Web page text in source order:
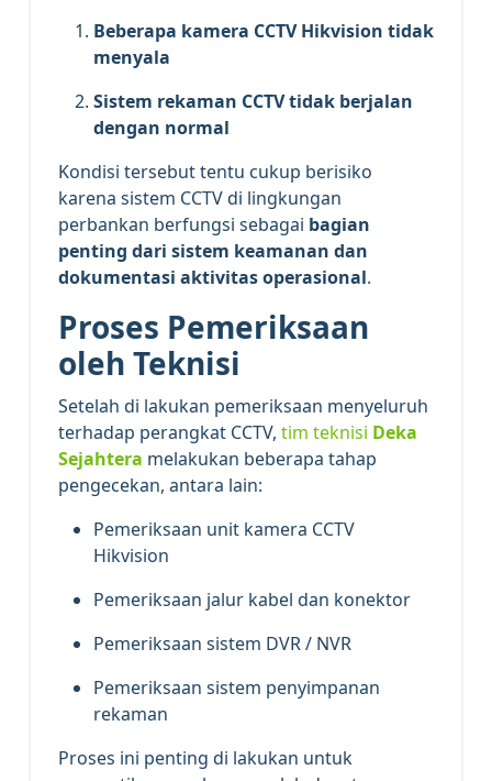
Beberapa kamera CCTV Hikvision tidak
menyala
Sistem rekaman CCTV tidak berjalan
dengan normal
Kondisi tersebut tentu cukup berisiko
karena sistem CCTV di lingkungan
perbankan berfungsi sebagai bagian
penting dari sistem keamanan dan
dokumentasi aktivitas operasional.
Proses Pemeriksaan
oleh Teknisi
Setelah di lakukan pemeriksaan menyeluruh
terhadap perangkat CCTV, tim teknisi Deka
Sejahtera melakukan beberapa tahap
pengecekan, antara lain:
Pemeriksaan unit kamera CCTV
Hikvision
Pemeriksaan jalur kabel dan konektor
Pemeriksaan sistem DVR / NVR
Pemeriksaan sistem penyimpanan
rekaman
Proses ini penting di lakukan untuk